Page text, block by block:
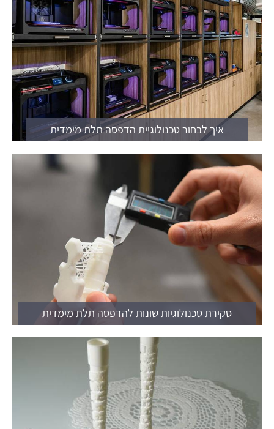
איך לבחור טכנולוגיית הדפסה תלת מימדית
סקירת טכנולוגיות שונות להדפסה תלת מימדית